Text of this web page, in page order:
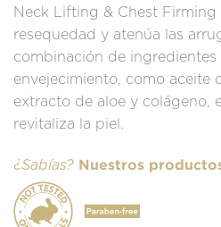
Neck Lifting & Chest Firming
resequedad y atenúa las
combinación de ingredientes
envejecimiento, como aceite
extracto de aloe y colágeno,
revitaliza la piel.
¿Sabías? Nuestros